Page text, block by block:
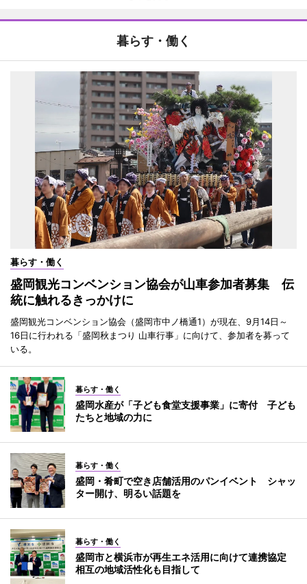
暮らす・働く
暮らす・働く
盛岡観光コンベンション協会が山車参加者募集 伝
統に触れるきっかけに
盛岡観光コンベンション協会（盛岡市中ノ橋通1）が現在、9月14日～
16日に行われる「盛岡秋まつり 山車行事」に向けて、参加者を募って
いる。
暮らす・働く
盛岡水産が「子ども食堂支援事業」に寄付 子ども
たちと地域の力に
暮らす・働く
盛岡・肴町で空き店舗活用のパンイベント シャッ
ター開け、明るい話題を
暮らす・働く
盛岡市と横浜市が再生エネ活用に向けて連携協定
相互の地域活性化も目指して